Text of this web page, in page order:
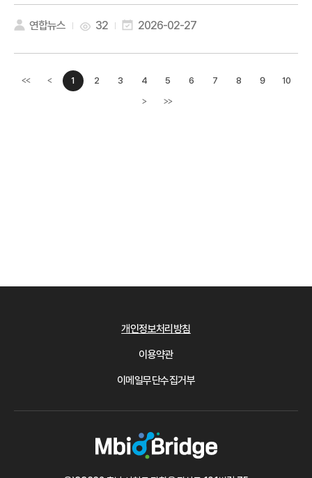
연합뉴스 32 2026-02-27
<< <이전페이지
1 2 3 4 5 6 7 8 9 10
>다음페이지
>>
개인정보처리방침
이용약관
이메일무단수집거부